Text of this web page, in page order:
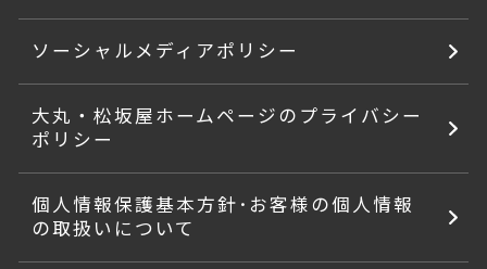
ソーシャルメディアポリシー
大丸・松坂屋ホームページのプライバシー
ポリシー
個人情報保護基本方針･お客様の個人情報
の取扱いについて